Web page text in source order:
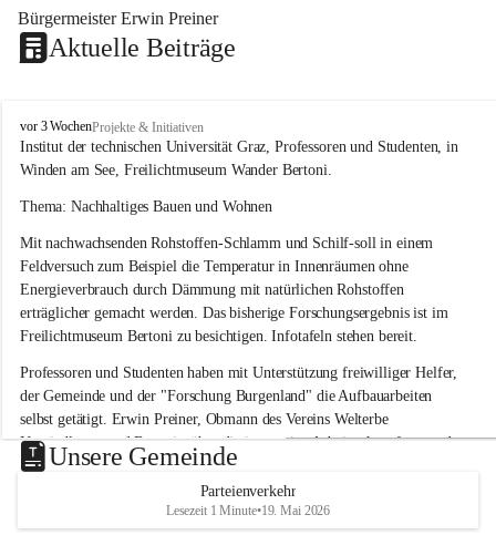
Bürgermeister Erwin Preiner
Aktuelle Beiträge
W
i
n
e
a
m
S
e
e
vor 3 WochenProjekte & Initiativen
Institut der technischen Universität Graz, Professoren und Studenten, in
Winden am See, Freilichtmuseum Wander Bertoni.
Thema: Nachhaltiges Bauen und Wohnen
Mit nachwachsenden Rohstoffen-Schlamm und Schilf-soll in einem
Feldversuch zum Beispiel die Temperatur in Innenräumen ohne
Energieverbrauch durch Dämmung mit natürlichen Rohstoffen
erträglicher gemacht werden. Das bisherige Forschungsergebnis ist im
Freilichtmuseum Bertoni zu besichtigen. Infotafeln stehen bereit.
Professoren und Studenten haben mit Unterstützung freiwilliger Helfer,
der Gemeinde und der "Forschung Burgenland" die Aufbauarbeiten
selbst getätigt. Erwin Preiner, Obmann des Vereins Welterbe
Neusiedlersee und Bgm. ist über die innovative Arbeit sehr erfreut und
hofft auf baldige praktische Anwendung der Forschungsergebnisse.
Gerade in Zeiten des Klimawandels ist jede technologische Innovation
wichtig!
Unsere Gemeinde
Parteienverkehr
Lesezeit 1 Minute•19. Mai 2026